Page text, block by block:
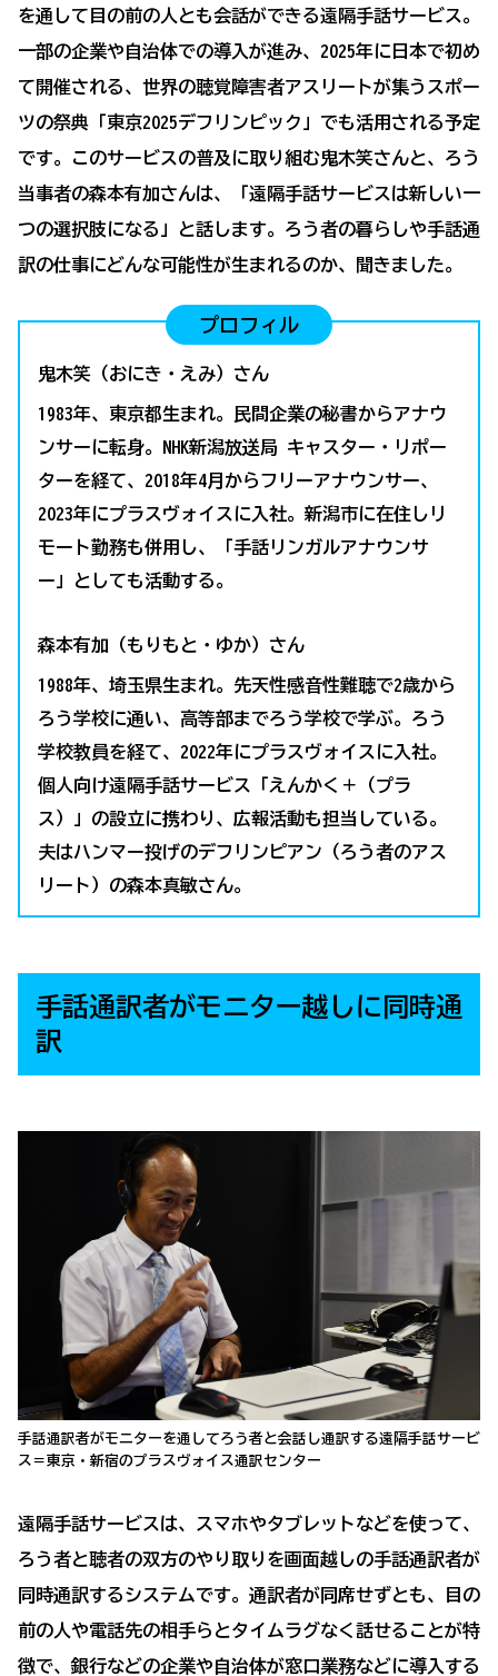
を通して目の前の人とも会話ができる遠隔手話サービス。
一部の企業や自治体での導入が進み、2025年に日本で初め
て開催される、世界の聴覚障害者アスリートが集うスポー
ツの祭典「東京2025デフリンピック」でも活用される予定
です。このサービスの普及に取り組む鬼木笑さんと、ろう
当事者の森本有加さんは、「遠隔手話サービスは新しい一
つの選択肢になる」と話します。ろう者の暮らしや手話通
訳の仕事にどんな可能性が生まれるのか、聞きました。
プロフィル
鬼木笑（おにき・えみ）さん
1983年、東京都生まれ。民間企業の秘書からアナウ
ンサーに転身。NHK新潟放送局 キャスター・リポー
ターを経て、2018年4月からフリーアナウンサー、
2023年にプラスヴォイスに入社。新潟市に在住しリ
モート勤務も併用し、「手話リンガルアナウンサ
ー」としても活動する。
森本有加（もりもと・ゆか）さん
1988年、埼玉県生まれ。先天性感音性難聴で2歳から
ろう学校に通い、高等部までろう学校で学ぶ。ろう
学校教員を経て、2022年にプラスヴォイスに入社。
個人向け遠隔手話サービス「えんかく＋（プラ
ス）」の設立に携わり、広報活動も担当している。
夫はハンマー投げのデフリンピアン（ろう者のアス
リート）の森本真敏さん。
手話通訳者がモニター越しに同時通
訳
手話通訳者がモニターを通してろう者と会話し通訳する遠隔手話サービ
ス＝東京・新宿のプラスヴォイス通訳センター
遠隔手話サービスは、スマホやタブレットなどを使って、
ろう者と聴者の双方のやり取りを画面越しの手話通訳者が
同時通訳するシステムです。通訳者が同席せずとも、目の
前の人や電話先の相手らとタイムラグなく話せることが特
徴で、銀行などの企業や自治体が窓口業務などに導入する